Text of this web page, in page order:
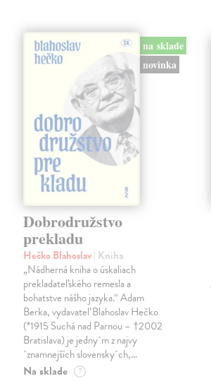
na sklade
novinka
Dobrodružstvo
prekladu
Hečko Blahoslav| Kniha
„Nádherná kniha o úskaliach
prekladateľského remesla a
bohatstve nášho jazyka.“ Adam
Berka, vydavateľ Blahoslav Hečko
(*1915 Suchá nad Parnou – †2002
Bratislava) je jedny´m z najvy
´znamnejších slovensky´ch,…
Na sklade ?